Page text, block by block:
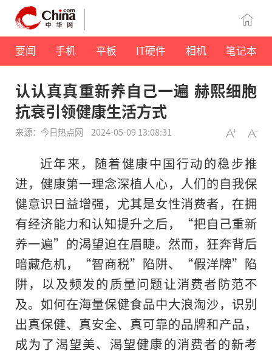
要闻 手机 平板 IT硬件 相机 笔记本
认认真真重新养自己一遍 赫熙细胞
抗衰引领健康生活方式
来源：今日热点网 2024-05-09 13:08:31
近年来，随着健康中国行动的稳步推
进，健康第一理念深植人心，人们的自我保
健意识日益增强，尤其是女性消费者，在拥
有经济能力和认知提升之后，“把自己重新
养一遍”的渴望迫在眉睫。然而，狂奔背后
暗藏危机，“智商税”陷阱、“假洋牌”陷
阱，以及频发的质量问题让消费者防范不
及。如何在海量保健食品中大浪淘沙，识别
出真保健、真安全、真可靠的品牌和产品，
成为了渴望美、渴望健康的消费者的新考